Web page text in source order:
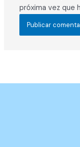
próxima vez que